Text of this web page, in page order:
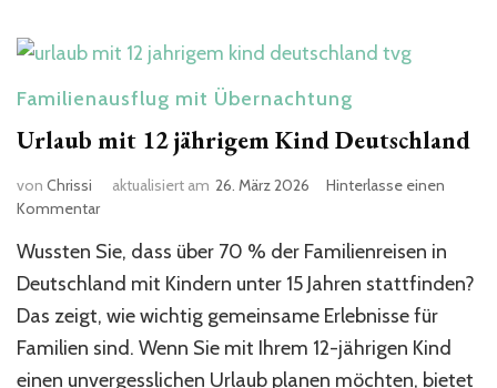
Familienausflug mit Übernachtung
Urlaub mit 12 jährigem Kind Deutschland​
von Chrissi aktualisiert am 26. März 2026
Hinterlasse einen
Kommentarzu
mit
12
Kind
Deutschland​
Wussten Sie, dass über 70 % der Familienreisen in
Deutschland mit Kindern unter 15 Jahren stattfinden?
Das zeigt, wie wichtig gemeinsame Erlebnisse für
Familien sind. Wenn Sie mit Ihrem 12-jährigen Kind
einen unvergesslichen Urlaub planen möchten, bietet